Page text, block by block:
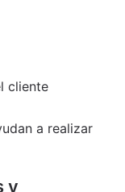
cliente
a realizar
y